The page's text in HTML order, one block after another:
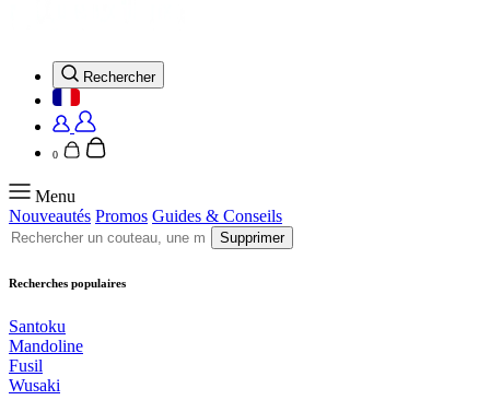
Rechercher
0
Menu
Nouveautés Promos Guides & Conseils
Supprimer
Recherches populaires
Santoku
Mandoline
Fusil
Wusaki